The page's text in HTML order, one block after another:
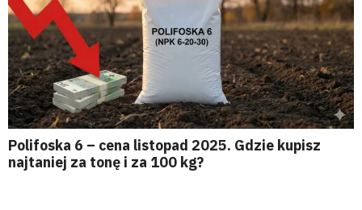
Polifoska 6 – cena listopad 2025. Gdzie kupisz
najtaniej za tonę i za 100 kg?